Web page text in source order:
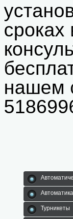
нашем
Турникеты
Шлагбаумы